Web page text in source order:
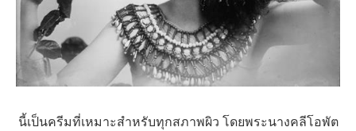
นี้เป็นครีมที่เหมาะสำหรับทุกสภาพผิว โดยพระนางคลีโอพัต